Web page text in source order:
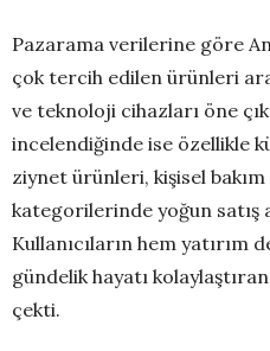
Pazarama verilerine göre
çok tercih edilen ürünleri
ve teknoloji cihazları öne
incelendiğinde ise özellikle
ziynet ürünleri, kişisel bakım
kategorilerinde yoğun satış
Kullanıcıların hem yatırım
gündelik hayatı
çekti.